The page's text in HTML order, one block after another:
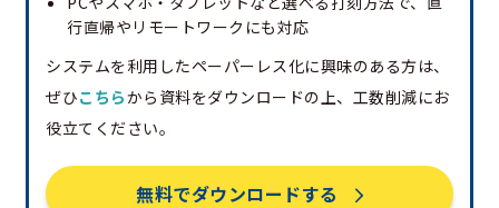
行直帰やリモートワークにも対応
システムを利用したペーパーレス化に興味のある方は、
ぜひこちらから資料をダウンロードの上、工数削減にお
役立てください。
無料でダウンロードする